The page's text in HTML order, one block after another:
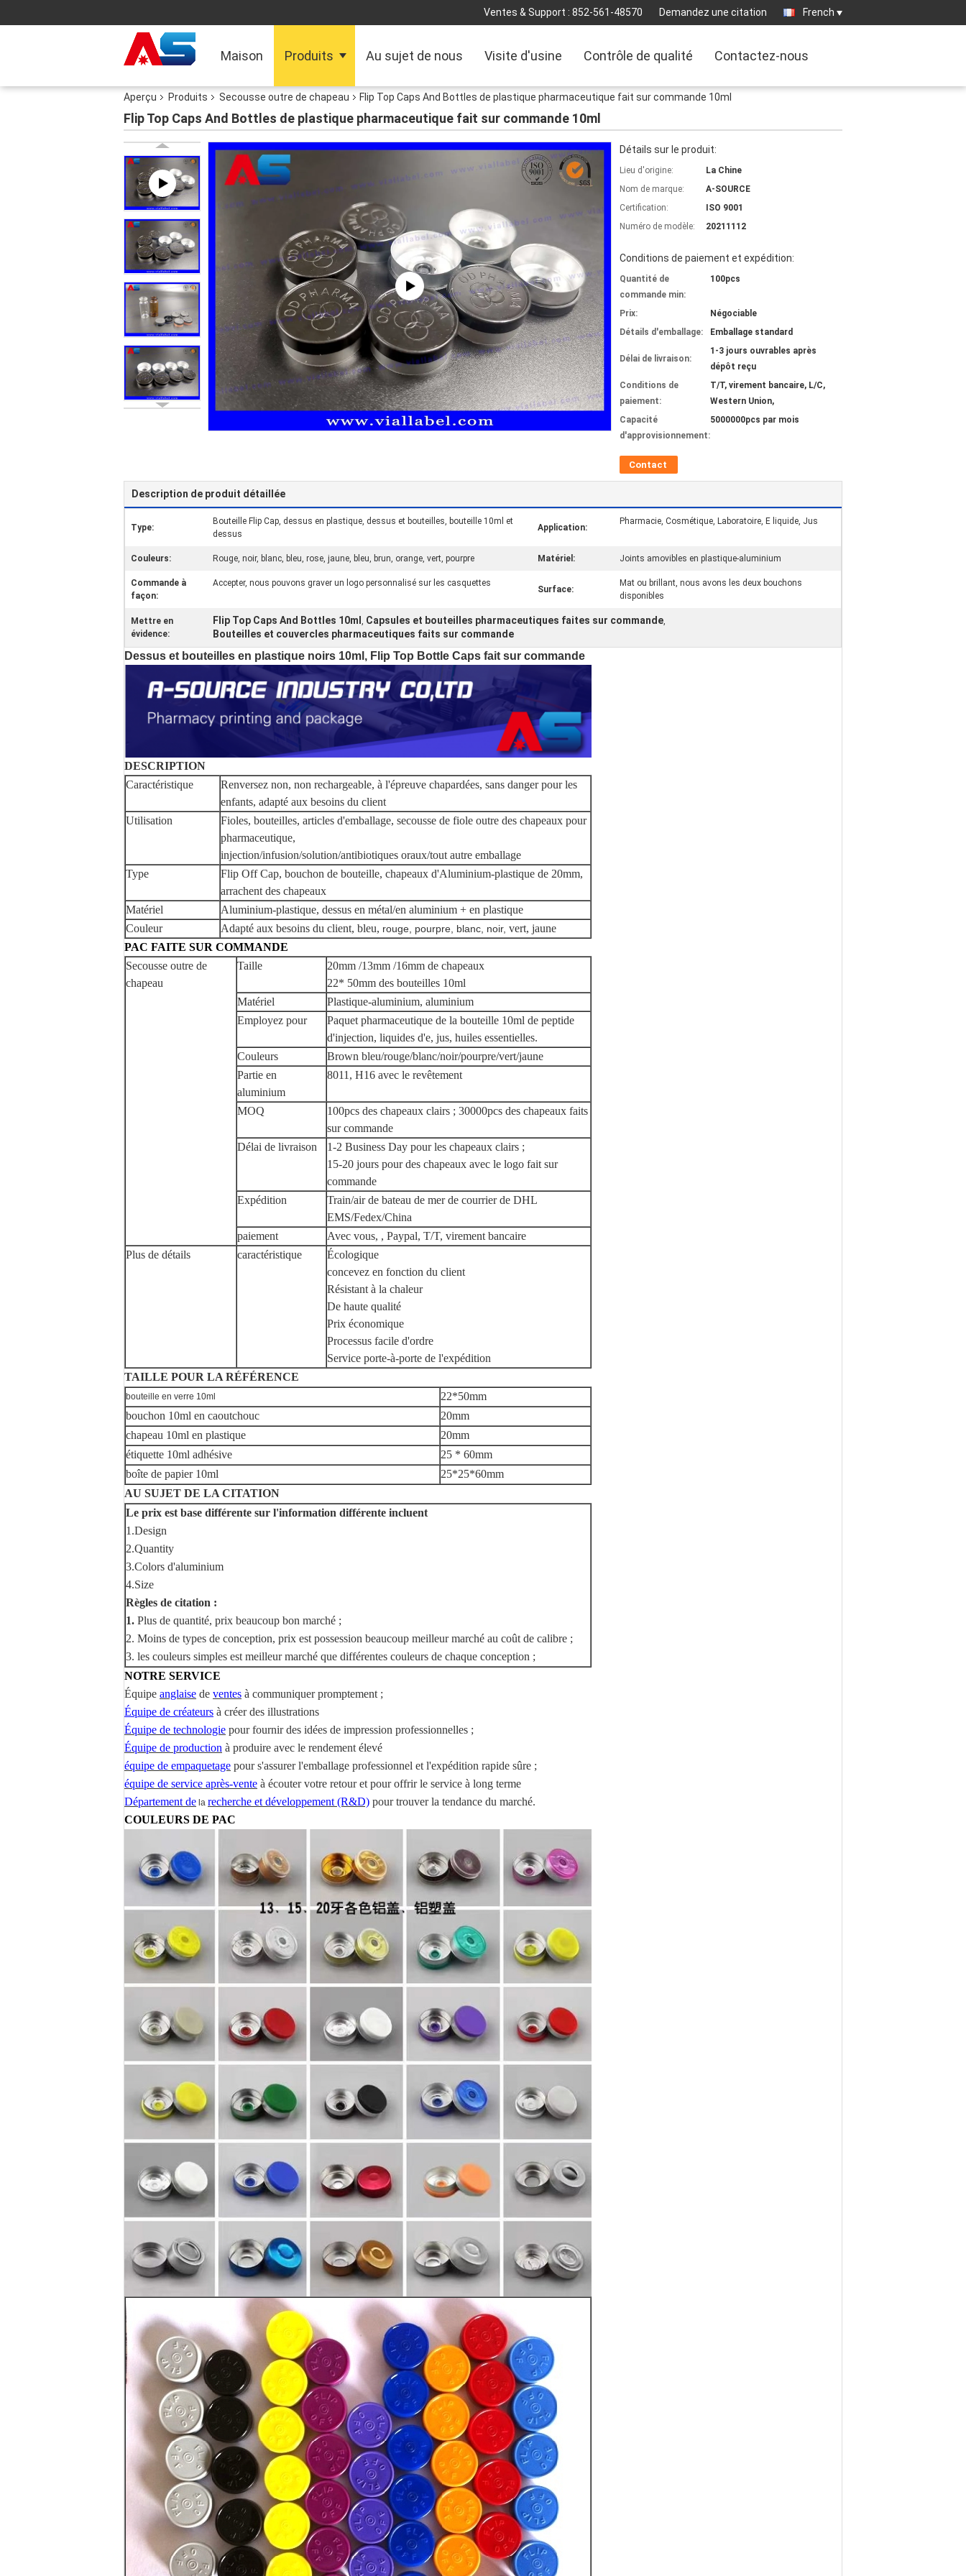
Ventes & Support : 852-561-48570 Demandez une citation French
Maison Produits Au sujet de nous Visite d'usine Contrôle de qualité Contactez-nous
Aperçu Produits Secousse outre de chapeau Flip Top Caps And Bottles de plastique pharmaceutique fait sur commande 10ml
Flip Top Caps And Bottles de plastique pharmaceutique fait sur commande 10ml
Détails sur le produit:
Lieu d'origine:
La Chine
Nom de marque:
A-SOURCE
Certification:
ISO 9001
Numéro de modèle:
20211112
Conditions de paiement et expédition:
Quantité de
commande min:
100pcs
Prix:
Négociable
Détails d'emballage:
Emballage standard
Délai de livraison:
1-3 jours ouvrables après
dépôt reçu
Conditions de
paiement:
T/T, virement bancaire, L/C,
Western Union,
Capacité
d'approvisionnement:
5000000pcs par mois
Contact
Description de produit détaillée
Type:
Bouteille Flip Cap, dessus en plastique, dessus et bouteilles, bouteille 10ml et
dessus
Application:
Pharmacie, Cosmétique, Laboratoire, E liquide, Jus
Couleurs: Rouge, noir, blanc, bleu, rose, jaune, bleu, brun, orange, vert, pourpre Matériel: Joints amovibles en plastique-aluminium
Commande à
façon:
Accepter, nous pouvons graver un logo personnalisé sur les casquettes
Surface:
Mat ou brillant, nous avons les deux bouchons
disponibles
Mettre en
évidence:
Flip Top Caps And Bottles 10ml , Capsules et bouteilles pharmaceutiques faites sur commande,
Bouteilles et couvercles pharmaceutiques faits sur commande
Dessus et bouteilles en plastique noirs 10ml, Flip Top Bottle Caps fait sur commande
DESCRIPTION
Caractéristique
Renversez non, non rechargeable, à l'épreuve chapardées, sans danger pour les
enfants, adapté aux besoins du client
Utilisation
Fioles, bouteilles, articles d'emballage, secousse de fiole outre des chapeaux pour
pharmaceutique,
injection/infusion/solution/antibiotiques oraux/tout autre emballage
Type
Flip Off Cap, bouchon de bouteille, chapeaux d'Aluminium-plastique de 20mm,
arrachent des chapeaux
Matériel
Aluminium-plastique, dessus en métal/en aluminium + en plastique
Couleur
Adapté aux besoins du client, bleu, rouge, pourpre, blanc, noir, vert, jaune
PAC FAITE SUR COMMANDE
Secousse outre de
chapeau
Taille
20mm /13mm /16mm de chapeaux
22* 50mm des bouteilles 10ml
Matériel
Plastique-aluminium, aluminium
Employez pour
Paquet pharmaceutique de la bouteille 10ml de peptide
d'injection, liquides d'e, jus, huiles essentielles.
Couleurs
Brown bleu/rouge/blanc/noir/pourpre/vert/jaune
Partie en
aluminium
8011, H16 avec le revêtement
MOQ
100pcs des chapeaux clairs ; 30000pcs des chapeaux faits
sur commande
Délai de livraison
1-2 Business Day pour les chapeaux clairs ;
15-20 jours pour des chapeaux avec le logo fait sur
commande
Expédition
Train/air de bateau de mer de courrier de DHL
EMS/Fedex/China
paiement
Avec vous, , Paypal, T/T, virement bancaire
Plus de détails
caractéristique
Écologique
concevez en fonction du client
Résistant à la chaleur
De haute qualité
Prix économique
Processus facile d'ordre
Service porte-à-porte de l'expédition
TAILLE POUR LA RÉFÉRENCE
bouteille en verre 10ml
22*50mm
bouchon 10ml en caoutchouc
20mm
chapeau 10ml en plastique
20mm
étiquette 10ml adhésive
25 * 60mm
boîte de papier 10ml
25*25*60mm
AU SUJET DE LA CITATION
Le prix est base différente sur l'information différente incluent
1.Design
2.Quantity
3.Colors d'aluminium
4.Size
Règles de citation :
1. Plus de quantité, prix beaucoup bon marché ;
2. Moins de types de conception, prix est possession beaucoup meilleur marché au coût de calibre ;
3. les couleurs simples est meilleur marché que différentes couleurs de chaque conception ;
NOTRE SERVICE
Équipe anglaise de ventes à communiquer promptement ;
Équipe de créateurs à créer des illustrations
Équipe de technologie pour fournir des idées de impression professionnelles ;
Équipe de production à produire avec le rendement élevé
équipe de empaquetage pour s'assurer l'emballage professionnel et l'expédition rapide sûre ;
équipe de service après-vente à écouter votre retour et pour offrir le service à long terme
Département de la recherche et développement (R&D) pour trouver la tendance du marché.
COULEURS DE PAC